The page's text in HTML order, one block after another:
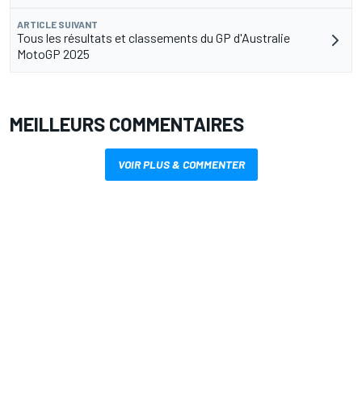
ARTICLE SUIVANT
Tous les résultats et classements du GP d'Australie
MotoGP 2025
MEILLEURS COMMENTAIRES
VOIR PLUS & COMMENTER